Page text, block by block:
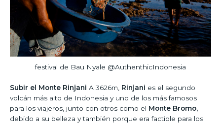
festival de Bau Nyale @AuthenthicIndonesia
Subir el Monte Rinjani A 3626m, Rinjani es el segundo
volcán más alto de Indonesia y uno de los más famosos
para los viajeros, junto con otros como el Monte Bromo,
debido a su belleza y también porque era factible para los